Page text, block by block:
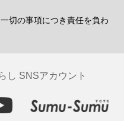
切の事項につき責任を負わ
し SNSアカウント